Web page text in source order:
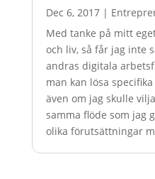
Dec 6, 2017|
Med tanke på mitt
och liv, så får jag inte
andras digitala
man kan lösa
även om jag skulle
samma flöde som jag
olika förutsättningar